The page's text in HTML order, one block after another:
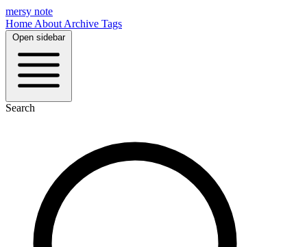
mersy note
Home About Archive Tags
Open sidebar
Search